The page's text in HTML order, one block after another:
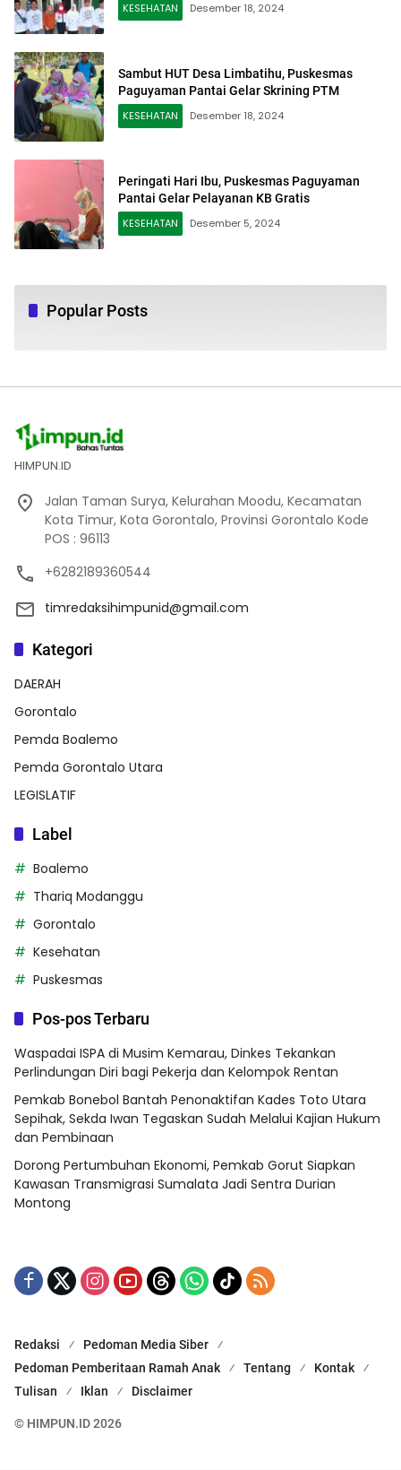
KESEHATAN Desember 18, 2024
Sambut HUT Desa Limbatihu, Puskesmas
Paguyaman Pantai Gelar Skrining PTM
KESEHATAN
Desember 18, 2024
Peringati Hari Ibu, Puskesmas Paguyaman
Pantai Gelar Pelayanan KB Gratis
KESEHATAN
Desember 5, 2024
Popular Posts
HIMPUN.ID
Jalan Taman Surya, Kelurahan Moodu, Kecamatan
Kota Timur, Kota Gorontalo, Provinsi Gorontalo Kode
POS : 96113
+6282189360544
timredaksihimpunid@gmail.com
Kategori
DAERAH
Gorontalo
Pemda Boalemo
Pemda Gorontalo Utara
LEGISLATIF
Label
Boalemo
Thariq Modanggu
Gorontalo
Kesehatan
Puskesmas
Pos-pos Terbaru
Waspadai ISPA di Musim Kemarau, Dinkes Tekankan
Perlindungan Diri bagi Pekerja dan Kelompok Rentan
Pemkab Bonebol Bantah Penonaktifan Kades Toto Utara
Sepihak, Sekda Iwan Tegaskan Sudah Melalui Kajian Hukum
dan Pembinaan
Dorong Pertumbuhan Ekonomi, Pemkab Gorut Siapkan
Kawasan Transmigrasi Sumalata Jadi Sentra Durian
Montong
Redaksi
Pedoman Media Siber
Pedoman Pemberitaan Ramah Anak
Tentang
Kontak
Tulisan
Iklan Disclaimer
© HIMPUN.ID 2026